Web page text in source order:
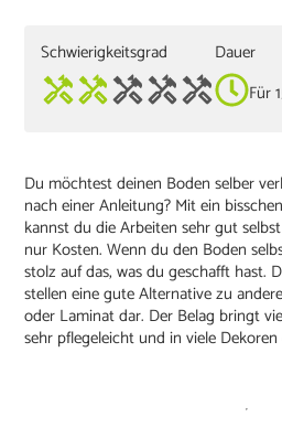
Schwierigkeitsgrad
Dauer
Für
Du möchtest deinen Boden selber
nach einer Anleitung? Mit ein
kannst du die Arbeiten sehr gut
nur Kosten. Wenn du den Boden
stolz auf das, was du geschafft hast.
stellen eine gute Alternative zu
oder Laminat dar. Der Belag bringt
sehr pflegeleicht und in viele